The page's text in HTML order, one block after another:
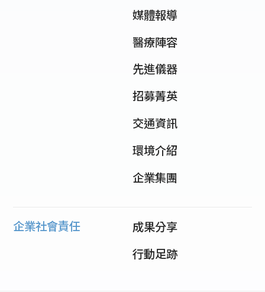
媒體報導
醫療陣容
先進儀器
招募菁英
交通資訊
環境介紹
企業集團
企業社會責任
成果分享
行動足跡